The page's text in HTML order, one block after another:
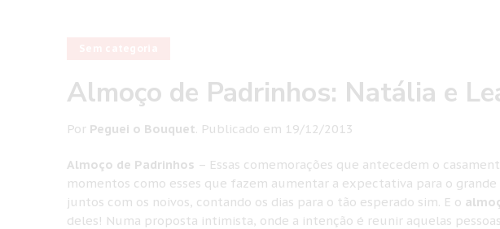
Almoço de Padrinhos: Natália e
Por Peguei o Bouquet Publicado em 19/12/2013
Almoço de Padrinhos – Essas comemorações que antecedem o
momentos como esses que fazem aumentar a expectativa para o
juntos com os noivos, contando os dias para o tão esperado sim. E o
deles! Numa proposta intimista, onde a intenção é reunir aquelas